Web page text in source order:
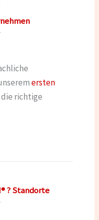
ersten
richtige
? Standorte